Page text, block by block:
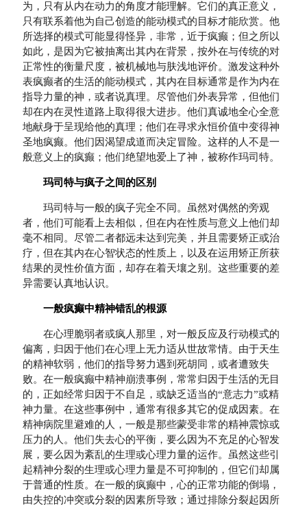
为，只有从内在动力的角度才能理解。它们的真正意义，
只有联系着他为自己创造的能动模式的目标才能欣赏。他
所选择的模式可能显得怪异，非常，近于疯癫；但之所以
如此，是因为它被抽离出其内在背景，按外在与传统的对
正常性的衡量尺度，被机械地与肤浅地评价。激发这种外
表疯癫者的生活的能动模式，其内在目标通常是作为内在
指导力量的神，或者说真理。尽管他们外表异常，但他们
却在内在灵性道路上取得很大进步。他们真诚地全心全意
地献身于呈现给他的真理；他们在寻求永恒价值中变得神
圣地疯癫。他们因渴望成道而决定冒险。这样的人不是一
般意义上的疯癫；他们绝望地爱上了神，被称作玛司特。
玛司特与疯子之间的区别
玛司特与一般的疯子完全不同。虽然对偶然的旁观
者，他们可能看上去相似，但在内在性质与意义上他们却
毫不相同。尽管二者都远未达到完美，并且需要矫正或治
疗，但在其内在心智状态的性质上，以及在运用矫正所获
结果的灵性价值方面，却存在着天壤之别。这些重要的差
异需要认真地认识。
一般疯癫中精神错乱的根源
在心理脆弱者或疯人那里，对一般反应及行动模式的
偏离，归因于他们在心理上无力适从世故常情。由于天生
的精神软弱，他们的指导努力遇到死胡同，或者遭致失
败。在一般疯癫中精神崩溃事例，常常归因于生活的无目
的，正如经常归因于不自足，或缺乏适当的“意志力”或精
神力量。在这些事例中，通常有很多其它的促成因素。在
精神病院里避难的人，一般是那些蒙受非常的精神震惊或
压力的人。他们失去心的平衡，要么因为不充足的心智发
展，要么因为紊乱的生理或心理力量的运作。虽然这些引
起精神分裂的生理或心理力量是不可抑制的，但它们却属
于普通的性质。在一般的疯癫中，心的正常功能的倒塌，
由失控的冲突或分裂的因素所导致；通过排除分裂起因所